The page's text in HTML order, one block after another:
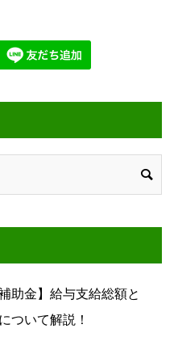
助金】給与支給総額と
ついて解説！